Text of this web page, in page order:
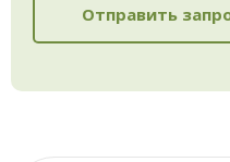
Отправить